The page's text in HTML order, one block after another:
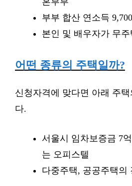
부부 합산 연소득
본인 및 배우자가 무주
어떤 종류의 주택일까?
신청자격에 맞다면 아래 주택
다.
서울시 임차보증금 7
는 오피스텔
다중주택, 공공주택의